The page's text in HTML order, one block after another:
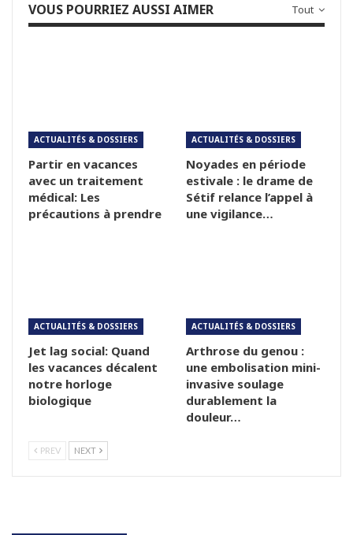
Tout
VOUS POURRIEZ AUSSI AIMER
ACTUALITÉS & DOSSIERS
Partir en vacances
avec un traitement
médical: Les
précautions à prendre
ACTUALITÉS & DOSSIERS
Noyades en période
estivale : le drame de
Sétif relance l’appel à
une vigilance…
ACTUALITÉS & DOSSIERS
Jet lag social: Quand
les vacances décalent
notre horloge
biologique
ACTUALITÉS & DOSSIERS
Arthrose du genou :
une embolisation mini-
invasive soulage
durablement la
douleur…
PREV NEXT